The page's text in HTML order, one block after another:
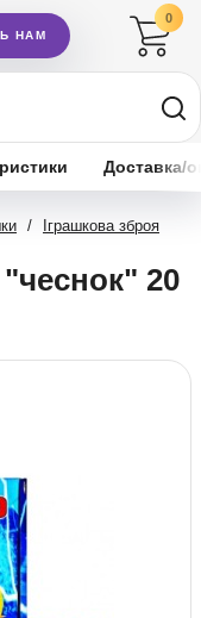
НАМ
0
Доставка/
/ Іграшкова зброя
20